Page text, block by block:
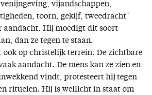
vijandschappen,
toorn, gekijf, tweedracht´
aandacht. Hij moedigt dit soort
dan ze tegen te staan.
ook op christelijk terrein. De zichtbare
aandacht. De mens kan ze zien en
vindt, protesteert hij tegen
rituelen. Hij is wellicht in staat om